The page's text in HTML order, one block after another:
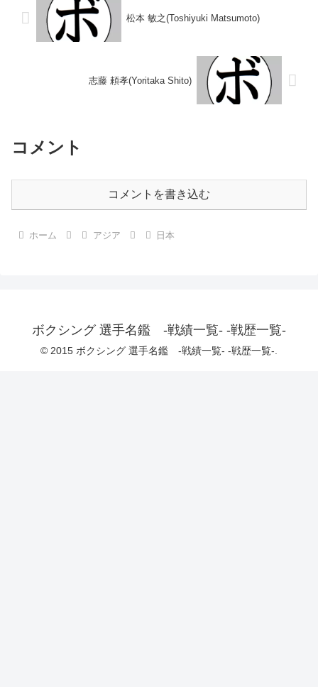
松本 敏之(Toshiyuki Matsumoto)
志藤 頼孝(Yoritaka Shito)
コメント
コメントを書き込む
ホーム アジア 日本
ボクシング 選手名鑑 -戦績一覧- -戦歴一覧-
© 2015 ボクシング 選手名鑑 -戦績一覧- -戦歴一覧-.